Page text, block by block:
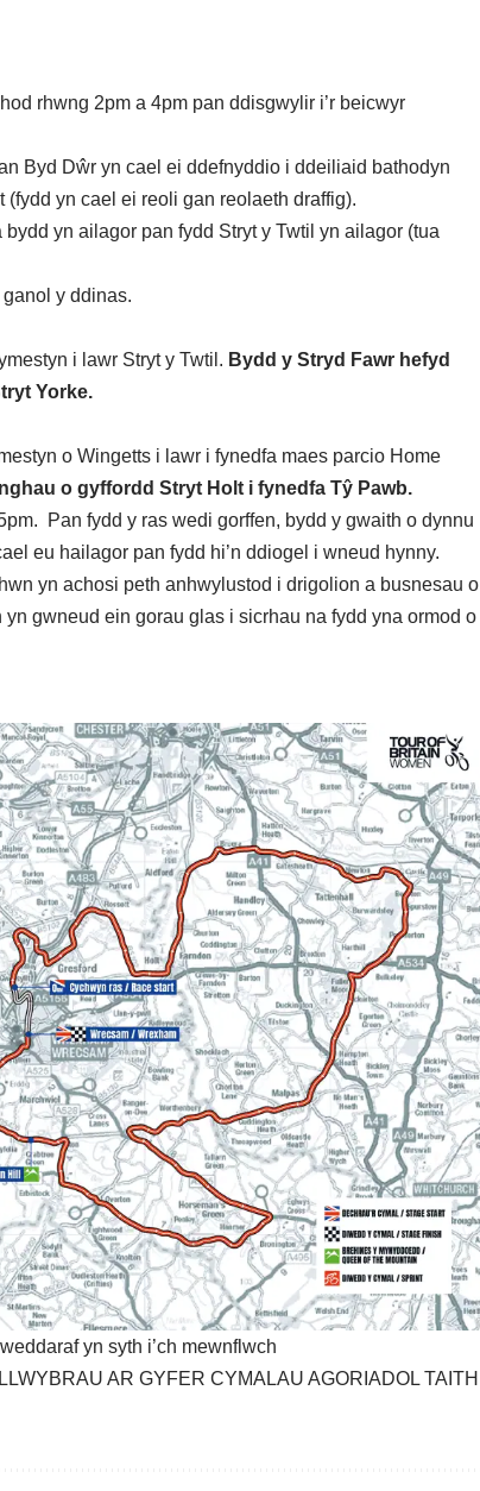
rhwng 2pm a 4pm pan ddisgwylir i’r beicwyr
Byd Dŵr yn cael ei ddefnyddio i ddeiliaid bathodyn
yn cael ei reoli gan reolaeth draffig).
yn ailagor pan fydd Stryt y Twtil yn ailagor (tua
y ddinas.
i lawr Stryt y Twtil. Bydd y Stryd Fawr hefyd
Yorke.
o Wingetts i lawr i fynedfa maes parcio Home
o gyffordd Stryt Holt i fynedfa Tŷ Pawb.
Pan fydd y ras wedi gorffen, bydd y gwaith o dynnu
eu hailagor pan fydd hi’n ddiogel i wneud hynny.
yn achosi peth anhwylustod i drigolion a busnesau o
gwneud ein gorau glas i sicrhau na fydd yna ormod o
yn syth i’ch mewnflwch
AR GYFER CYMALAU AGORIADOL TAITH